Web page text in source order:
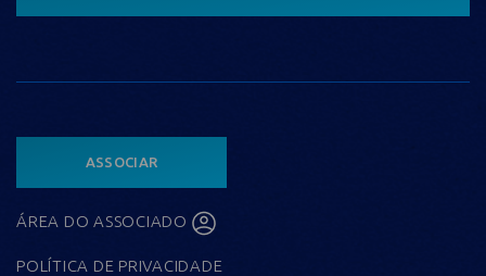
ASSOCIAR
ÁREA DO ASSOCIADO
POLÍTICA DE PRIVACIDADE